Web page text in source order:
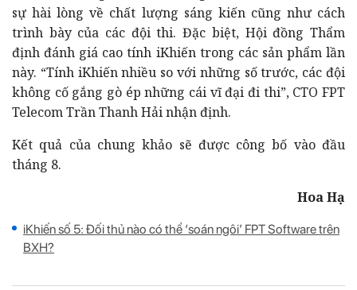
sự hài lòng về chất lượng sáng kiến cũng như cách
trình bày của các đội thi. Đặc biệt, Hội đồng Thẩm
định đánh giá cao tính iKhiến trong các sản phẩm lần
này. “Tính iKhiến nhiều so với những số trước, các đội
không cố gắng gò ép những cái vĩ đại đi thi”, CTO FPT
Telecom Trần Thanh Hải nhận định.
Kết quả của chung khảo sẽ được công bố vào đầu
tháng 8.
Hoa Hạ
iKhiến số 5: Đối thủ nào có thể ‘soán ngôi’ FPT Software trên
BXH?